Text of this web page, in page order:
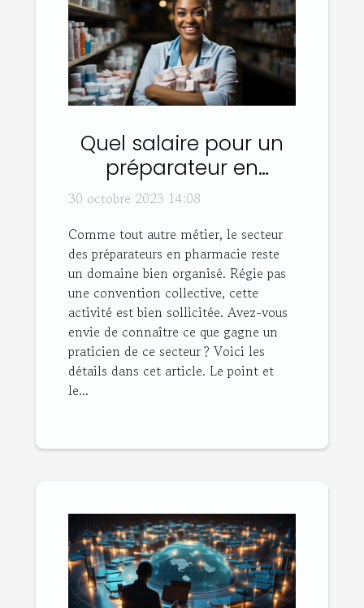
Quel salaire pour un
préparateur en
pharmacie ?
30 octobre 2023 14:08
Comme tout autre métier, le secteur
des préparateurs en pharmacie reste
un domaine bien organisé. Régie pas
une convention collective, cette
activité est bien sollicitée. Avez-vous
envie de connaître ce que gagne un
praticien de ce secteur ? Voici les
détails dans cet article. Le point et
le...